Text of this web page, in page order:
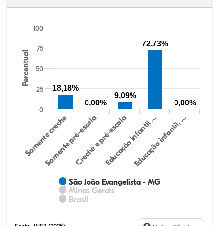
Percentual
São João Evangelista - MG
Minas Gerais
Brasil
Somente creche
Somente pré-escolaCreche e pré-escolaEducação infantil …
Educação infantil, …
0
25
50
75
100
18,18%
0,00%
9,09%
72,73%
0,00%